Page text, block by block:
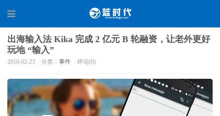
出海输入法 Kika 完成 2 亿元 B 轮融资，让老外更好
玩地 “输入”
2016-02-23 分类： 事件 评论(0)